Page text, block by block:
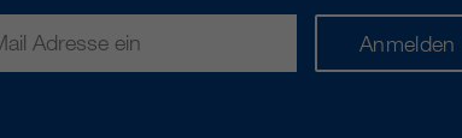
Anmelden